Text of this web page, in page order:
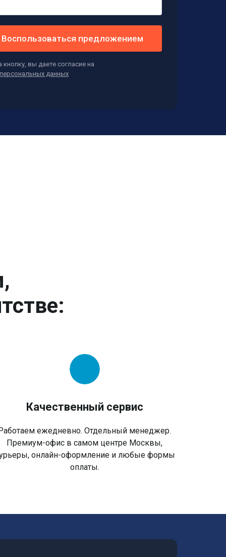
Воспользоваться предложением
вы даете согласие на
персональных данных
Качественный сервис
ежедневно. Отдельный менеджер.
Премиум-офис в самом центре Москвы,
онлайн-оформление и любые формы
оплаты.